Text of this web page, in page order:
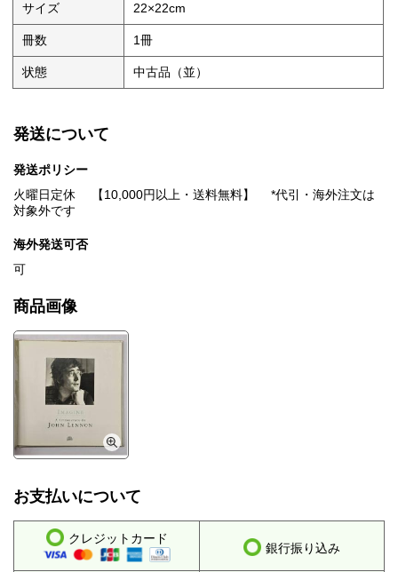
サイズ 22×22cm
冊数 1冊
状態 中古品（並）
発送について
発送ポリシー
火曜日定休 【10,000円以上・送料無料】 *代引・海外注文は
対象外です
海外発送可否
可
商品画像
お支払いについて
クレジットカード
銀行振り込み